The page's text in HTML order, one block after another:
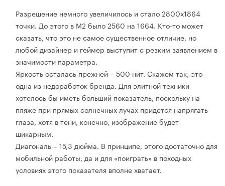
Разрешение немного увеличилось и стало 2800х1864
точки. До этого в M2 было 2560 на 1664. Кто-то может
сказать, что это не самое существенное отличие, но
любой дизайнер и геймер выступит с резким заявлением в
значимости параметра.
Яркость осталась прежней – 500 нит. Скажем так, это
одна из недоработок бренда. Для элитной техники
хотелось бы иметь больший показатель, поскольку на
пляже при прямых солнечных лучах придется напрягать
глаза, хотя в тени, конечно, изображение будет
шикарным.
Диагональ – 15,3 дюйма. В принципе, этого достаточно для
мобильной работы, да и для «поиграть» в походных
условиях этого показателя вполне хватает.